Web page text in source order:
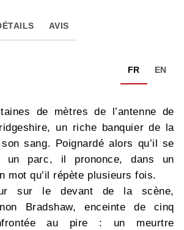
AVIS
FR EN
de mètres de l’antenne de
un riche banquier de la
sang. Poignardé alors qu’il se
un parc, il prononce, dans un
mot qu’il répète plusieurs fois.
sur le devant de la scène,
Bradshaw, enceinte de cinq
au pire : un meurtre